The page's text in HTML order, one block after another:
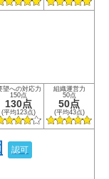
望への対応力
150点
130点
(平均123点)
組織運営力
50点
50点
(平均43点)
認可